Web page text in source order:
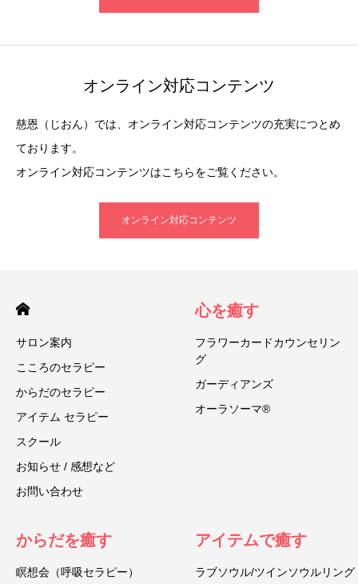
オンライン対応コンテンツ
慈恩（じおん）では、オンライン対応コンテンツの充実につとめ
ております。
オンライン対応コンテンツはこちらをご覧ください。
オンライン対応コンテンツ
サロン案内
こころのセラピー
からだのセラピー
アイテム セラピー
スクール
お知らせ / 感想など
お問い合わせ
心を癒す
フラワーカードカウンセリン
グ
ガーディアンズ
オーラソーマ®
からだを癒す
瞑想会（呼吸セラピー）
アイテムで癒す
ラブソウル/ツインソウルリング